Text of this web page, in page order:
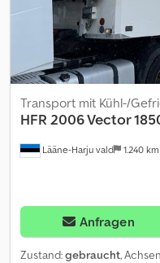
Gesamtgewicht: 18.000 kg
MA, 2.000 kg
Lääne-Harju vald 1.240 km
Transport mit Kühl-/
HFR 2006 Vector
Anfragen
Zustand:gebraucht,